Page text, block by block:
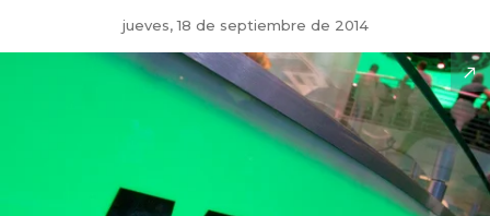
jueves, 18 de septiembre de 2014